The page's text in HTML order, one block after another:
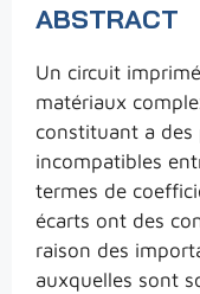
ABSTRACT
Un circuit
matériaux
constituant a
incompatibles
termes de
écarts ont des
raison des
auxquelles sont